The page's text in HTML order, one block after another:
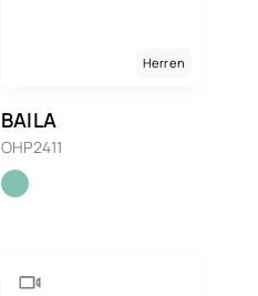
Herren
BAILA
OHP2411